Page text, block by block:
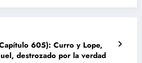
605): Curro y Lope,
destrozado por la verdad